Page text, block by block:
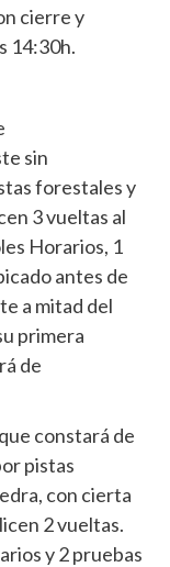
cierre y
14:30h.
sin
forestales y
3 vueltas al
Horarios, 1
antes de
a mitad del
primera
de
constará de
pistas
con cierta
2 vueltas.
y 2 pruebas